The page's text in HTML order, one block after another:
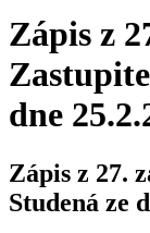
Zápis z
dne
Zápis z 27.
Studená ze